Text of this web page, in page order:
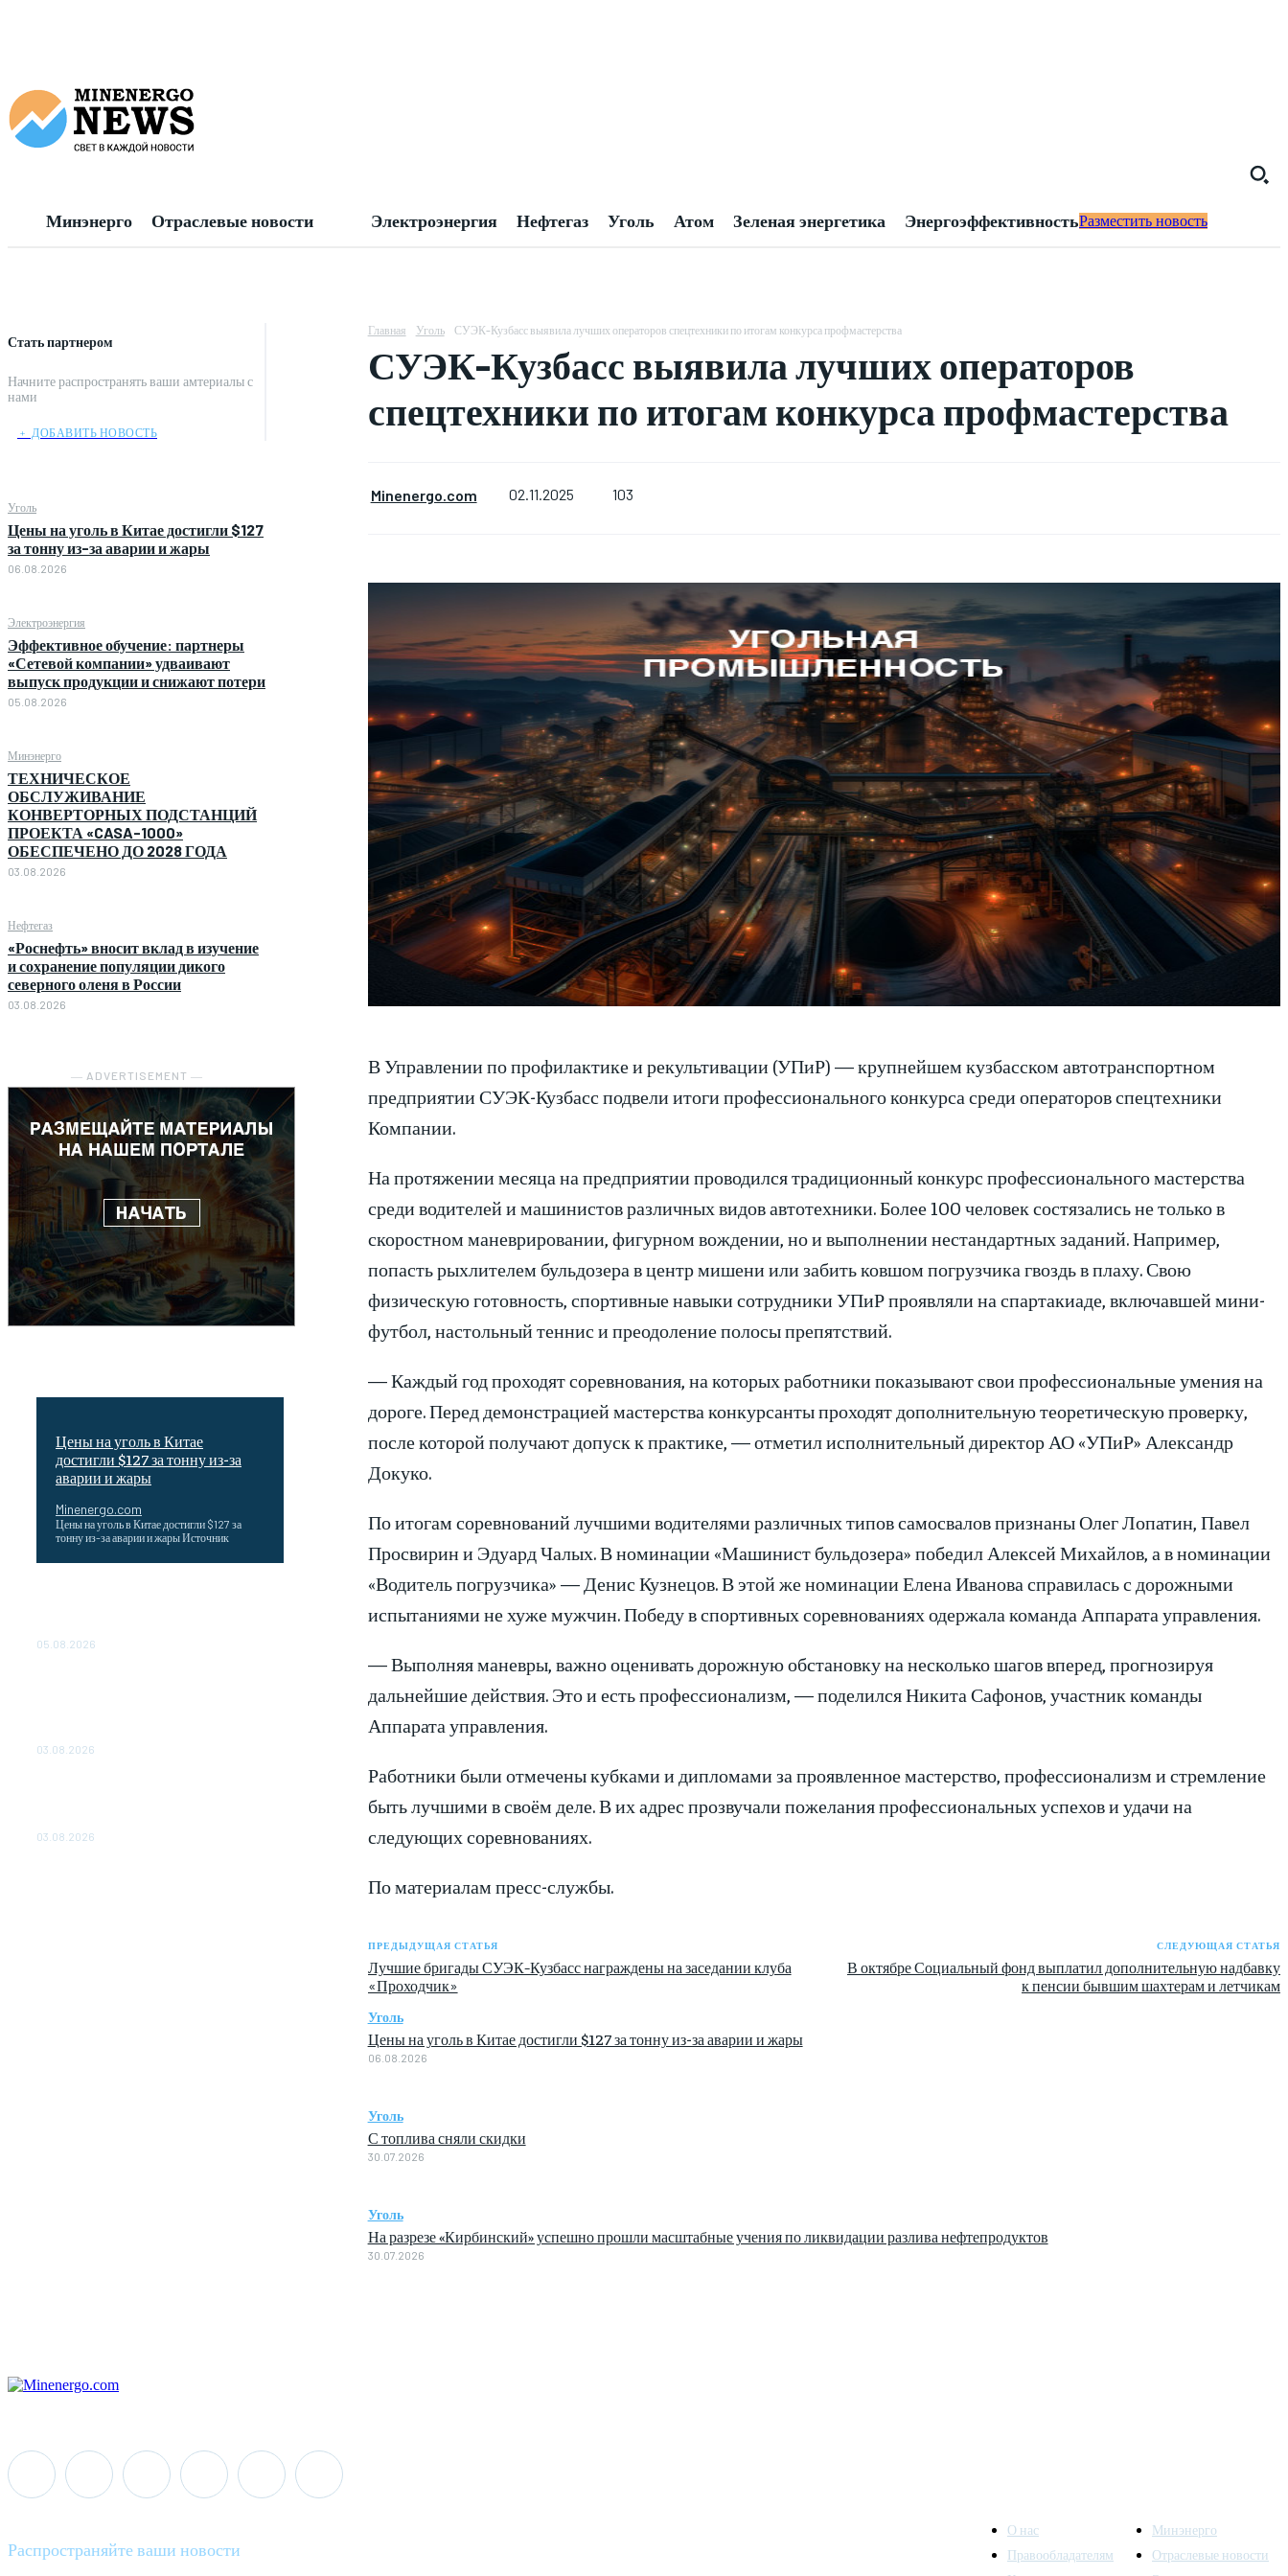
Минэнерго Отраслевые новости Электроэнергия Нефтегаз Уголь Атом Зеленая энергетика ЭнергоэффективностьРазместить новость
Стать партнером
Начните распространять ваши амтериалы с
нами
﹢ ДОБАВИТЬ НОВОСТЬ
Уголь
Цены на уголь в Китае достигли $127
за тонну из-за аварии и жары
06.08.2026
Электроэнергия
Эффективное обучение: партнеры
«Сетевой компании» удваивают
выпуск продукции и снижают потери
05.08.2026
Минэнерго
ТЕХНИЧЕСКОЕ
ОБСЛУЖИВАНИЕ
КОНВЕРТОРНЫХ ПОДСТАНЦИЙ
ПРОЕКТА «CASA-1000»
ОБЕСПЕЧЕНО ДО 2028 ГОДА
03.08.2026
Нефтегаз
«Роснефть» вносит вклад в изучение
и сохранение популяции дикого
северного оленя в России
03.08.2026
― ADVERTISEMENT ―
Цены на уголь в Китае
достигли $127 за тонну из-за
аварии и жары
Minenergo.com
Цены на уголь в Китае достигли $127 за
тонну из-за аварии и жары Источник
05.08.2026
03.08.2026
03.08.2026
Главная Уголь СУЭК-Кузбасс выявила лучших операторов спецтехники по итогам конкурса профмастерства
СУЭК-Кузбасс выявила лучших операторов
спецтехники по итогам конкурса профмастерства
Minenergo.com 02.11.2025 103
В Управлении по профилактике и рекультивации (УПиР) — крупнейшем кузбасском автотранспортном
предприятии СУЭК-Кузбасс подвели итоги профессионального конкурса среди операторов спецтехники
Компании.
На протяжении месяца на предприятии проводился традиционный конкурс профессионального мастерства
среди водителей и машинистов различных видов автотехники. Более 100 человек состязались не только в
скоростном маневрировании, фигурном вождении, но и выполнении нестандартных заданий. Например,
попасть рыхлителем бульдозера в центр мишени или забить ковшом погрузчика гвоздь в плаху. Свою
физическую готовность, спортивные навыки сотрудники УПиР проявляли на спартакиаде, включавшей мини-
футбол, настольный теннис и преодоление полосы препятствий.
— Каждый год проходят соревнования, на которых работники показывают свои профессиональные умения на
дороге. Перед демонстрацией мастерства конкурсанты проходят дополнительную теоретическую проверку,
после которой получают допуск к практике, — отметил исполнительный директор АО «УПиР» Александр
Докуко.
По итогам соревнований лучшими водителями различных типов самосвалов признаны Олег Лопатин, Павел
Просвирин и Эдуард Чалых. В номинации «Машинист бульдозера» победил Алексей Михайлов, а в номинации
«Водитель погрузчика» — Денис Кузнецов. В этой же номинации Елена Иванова справилась с дорожными
испытаниями не хуже мужчин. Победу в спортивных соревнованиях одержала команда Аппарата управления.
— Выполняя маневры, важно оценивать дорожную обстановку на несколько шагов вперед, прогнозируя
дальнейшие действия. Это и есть профессионализм, — поделился Никита Сафонов, участник команды
Аппарата управления.
Работники были отмечены кубками и дипломами за проявленное мастерство, профессионализм и стремление
быть лучшими в своём деле. В их адрес прозвучали пожелания профессиональных успехов и удачи на
следующих соревнованиях.
По материалам пресс-службы.
ПРЕДЫДУЩАЯ СТАТЬЯ
Лучшие бригады СУЭК-Кузбасс награждены на заседании клуба
«Проходчик»
СЛЕДУЮЩАЯ СТАТЬЯ
В октябре Социальный фонд выплатил дополнительную надбавку
к пенсии бывшим шахтерам и летчикам
Уголь
Цены на уголь в Китае достигли $127 за тонну из-за аварии и жары
06.08.2026
Уголь
С топлива сняли скидки
30.07.2026
Уголь
На разрезе «Кирбинский» успешно прошли масштабные учения по ликвидации разлива нефтепродуктов
30.07.2026
Распространяйте ваши новости
О нас
Правообладателям
Минэнерго
Отраслевые новости